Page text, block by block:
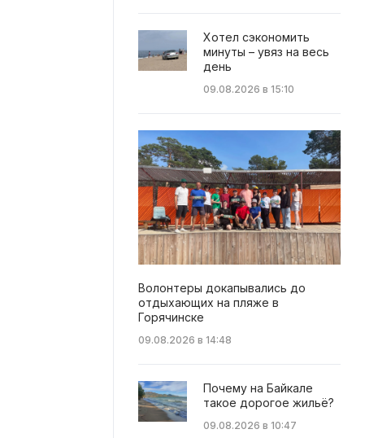
Хотел сэкономить
минуты – увяз на весь
день
09.08.2026 в 15:10
Волонтеры докапывались до
отдыхающих на пляже в
Горячинске
09.08.2026 в 14:48
Почему на Байкале
такое дорогое жильё?
09.08.2026 в 10:47